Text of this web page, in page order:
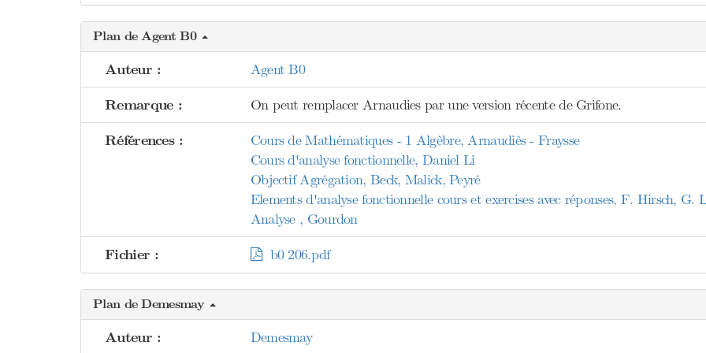
Plan de Agent B0
Auteur : Agent B0
Remarque : On peut remplacer Arnaudies par une version récente de Grifone.
Références :
Cours de Mathématiques - 1 Algèbre, Arnaudiès - Fraysse
Cours d'analyse fonctionnelle, Daniel Li
Objectif Agrégation, Beck, Malick, Peyré
Elements d'analyse fonctionnelle cours et exercises avec réponses, F. Hirsch, G.
Analyse , Gourdon
Fichier : b0 206.pdf
Plan de Demesmay
Auteur : Demesmay